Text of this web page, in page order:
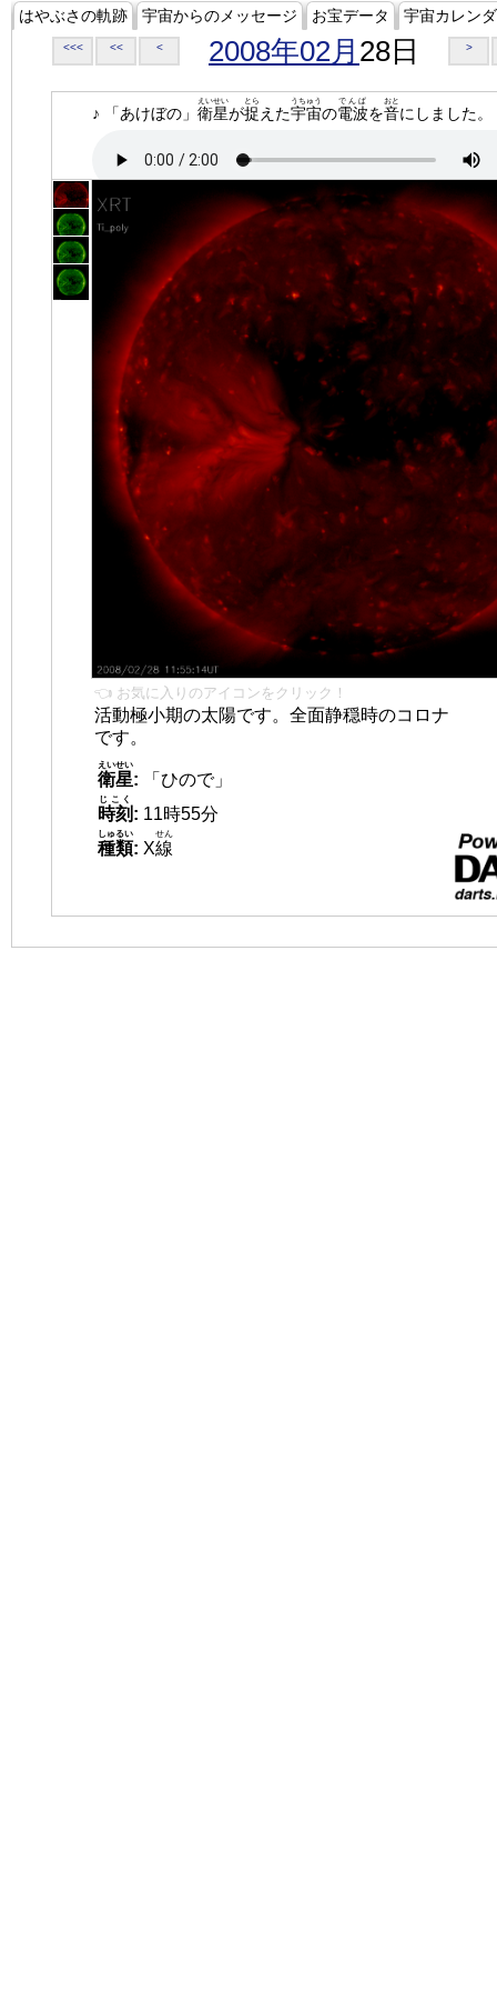
はやぶさの軌跡 宇宙からのメッセージ お宝データ 宇宙カレン
<<< << < 2008年02月 28日 >
♪ 「あけぼの」 衛星
えいせい
が捉
とら
えた宇宙
うちゅう
の電波
でんぱ
を音
おと
にしました。
👈 お気に入りのアイコンをクリック！
活動極小期の太陽です。全面静穏時のコロナ
です。
衛星
えいせい
:
「ひので」
時刻
じこく
: 11時55分
種類
しゅるい
: X線
せん